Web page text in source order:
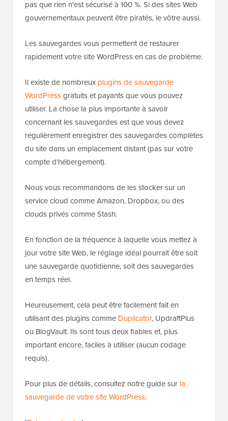
pas que rien n'est sécurisé à 100 %. Si des sites Web
gouvernementaux peuvent être piratés, le vôtre aussi.
Les sauvegardes vous permettent de restaurer
rapidement votre site WordPress en cas de problème.
Il existe de nombreux plugins de sauvegarde
WordPressgratuits et payants que vous pouvez
utiliser. La chose la plus importante à savoir
concernant les sauvegardes est que vous devez
régulièrement enregistrer des sauvegardes complètes
du site dans un emplacement distant (pas sur votre
compte d'hébergement).
Nous vous recommandons de les stocker sur un
service cloud comme Amazon, Dropbox, ou des
clouds privés comme Stash.
En fonction de la fréquence à laquelle vous mettez à
jour votre site Web, le réglage idéal pourrait être soit
une sauvegarde quotidienne, soit des sauvegardes
en temps réel.
Heureusement, cela peut être facilement fait en
utilisant des plugins comme Duplicator, UpdraftPlus
ou BlogVault. Ils sont tous deux fiables et, plus
important encore, faciles à utiliser (aucun codage
requis).
Pour plus de détails, consultez notre guide sur la
sauvegarde de votre site WordPress.